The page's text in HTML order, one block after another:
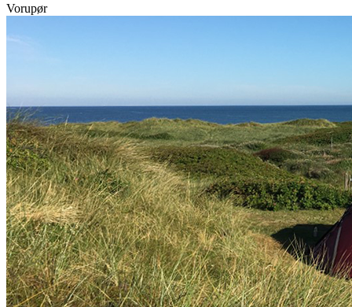
Vorupør